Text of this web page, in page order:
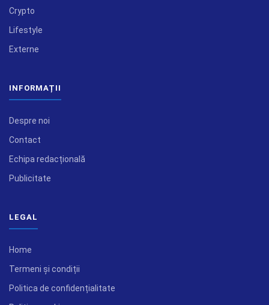
Crypto
Lifestyle
Externe
INFORMAȚII
Despre noi
Contact
Echipa redacțională
Publicitate
LEGAL
Home
Termeni și condiții
Politica de confidențialitate